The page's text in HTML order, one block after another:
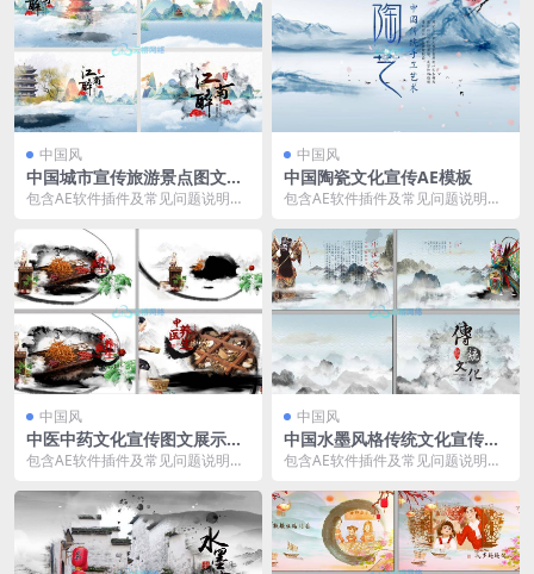
中国风
中国城市宣传旅游景点图文展
示AE模板
包含AE软件插件及常见问题说明文
国风水墨...
中国风
中国陶瓷文化宣传AE模板
包含AE软件插件及常见问题说明文
国风水墨...
中国风
中医中药文化宣传图文展示AE
模板
包含AE软件插件及常见问题说明文
国风水墨...
中国风
中国水墨风格传统文化宣传展
示AE模板
包含AE软件插件及常见问题说明文
国风水墨...